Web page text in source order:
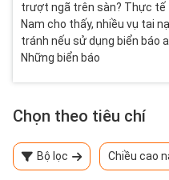
trượt ngã trên sàn? Thực tế
Nam cho thấy, nhiều vụ tai
tránh nếu sử dụng biển báo
Những biển báo
Chọn theo tiêu chí
Bộ lọc Chiều cao